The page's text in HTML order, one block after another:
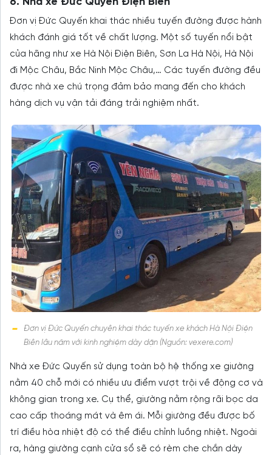
Đơn vị Đức Quyến khai thác nhiều tuyến đường được hành
khách đánh giá tốt về chất lượng. Một số tuyến nổi bật
của hãng như xe Hà Nội Điện Biên, Sơn La Hà Nội, Hà Nội
đi Mộc Châu, Bắc Ninh Mộc Châu,… Các tuyến đường đều
được nhà xe chú trọng đảm bảo mang đến cho khách
hàng dịch vụ vận tải đáng trải nghiệm nhất.
Đơn vị Đức Quyến chuyên khai thác tuyến xe khách Hà Nội Điện
Biên lâu năm với kinh nghiệm dày dặn (Nguồn: vexere.com)
Nhà xe Đức Quyến sử dụng toàn bộ hệ thống xe giường
nằm 40 chỗ mới có nhiều ưu điểm vượt trội về động cơ và
không gian trong xe. Cụ thể, giường nằm rộng rãi bọc da
cao cấp thoáng mát và êm ái. Mỗi giường đều được bố
trí điều hòa nhiệt độ có thể điều chỉnh luồng nhiệt. Ngoài
ra, hàng giường cạnh cửa sổ sẽ có rèm che chắn dày